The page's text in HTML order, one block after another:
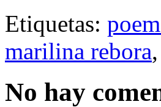
Etiquetas:
marilina rebora,
No hay